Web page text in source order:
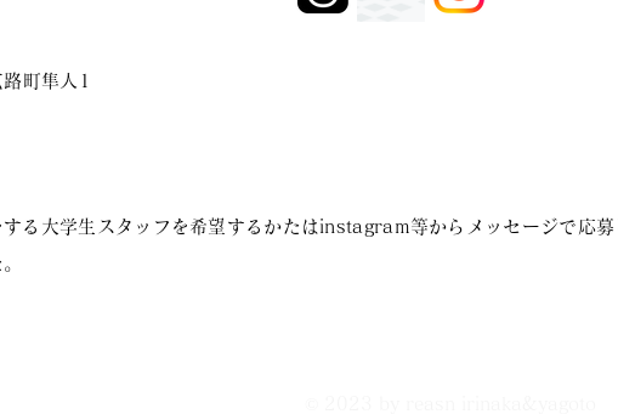
町隼人1
る大学生スタッフを希望するかたはinstagram等からメッセージで応